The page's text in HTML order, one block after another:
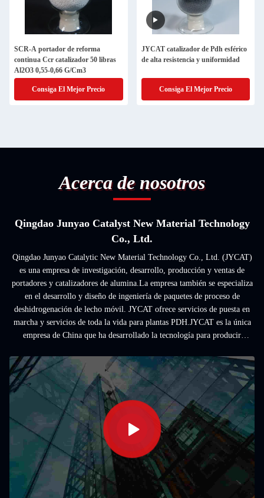
SCR-A portador de reforma
continua Ccr catalizador 50 libras
Al2O3 0,55-0,66 G/Cm3
Consiga El Mejor Precio
JYCAT catalizador de Pdh esférico
de alta resistencia y uniformidad
Consiga El Mejor Precio
Acerca de nosotros
Qingdao Junyao Catalyst New Material Technology
Co., Ltd.
Qingdao Junyao Catalytic New Material Technology Co., Ltd. (JYCAT)
es una empresa de investigación, desarrollo, producción y ventas de
portadores y catalizadores de alumina.La empresa también se especializa
en el desarrollo y diseño de ingeniería de paquetes de proceso de
deshidrogenación de lecho móvil. JYCAT ofrece servicios de puesta en
marcha y servicios de toda la vida para plantas PDH.JYCAT es la única
empresa de China que ha desarrollado la tecnología para producir